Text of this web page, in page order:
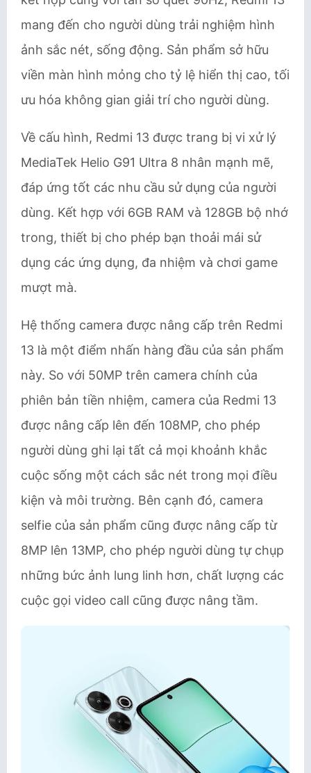
mang đến cho người dùng trải nghiệm hình
ảnh sắc nét, sống động. Sản phẩm sở hữu
viền màn hình mỏng cho tỷ lệ hiển thị cao, tối
ưu hóa không gian giải trí cho người dùng.
Về cấu hình, Redmi 13 được trang bị vi xử lý
MediaTek Helio G91 Ultra 8 nhân mạnh mẽ,
đáp ứng tốt các nhu cầu sử dụng của người
dùng. Kết hợp với 6GB RAM và 128GB bộ nhớ
trong, thiết bị cho phép bạn thoải mái sử
dụng các ứng dụng, đa nhiệm và chơi game
mượt mà.
Hệ thống camera được nâng cấp trên Redmi
13 là một điểm nhấn hàng đầu của sản phẩm
này. So với 50MP trên camera chính của
phiên bản tiền nhiệm, camera của Redmi 13
được nâng cấp lên đến 108MP, cho phép
người dùng ghi lại tất cả mọi khoảnh khắc
cuộc sống một cách sắc nét trong mọi điều
kiện và môi trường. Bên cạnh đó, camera
selfie của sản phẩm cũng được nâng cấp từ
8MP lên 13MP, cho phép người dùng tự chụp
những bức ảnh lung linh hơn, chất lượng các
cuộc gọi video call cũng được nâng tầm.